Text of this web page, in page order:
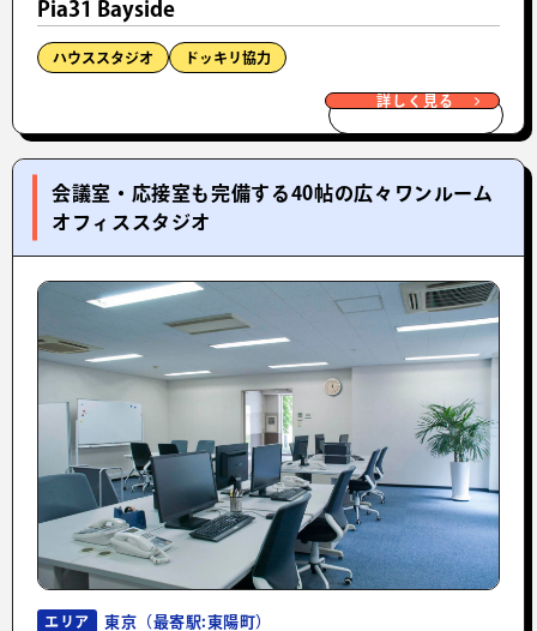
Pia31 Bayside
ハウススタジオ ドッキリ協力
詳しく見る
会議室・応接室も完備する40帖の広々ワンルーム
オフィススタジオ
エリア 東京（最寄駅:東陽町）